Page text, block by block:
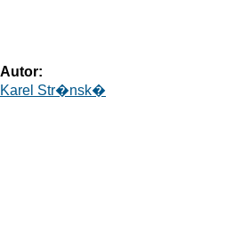
Autor:
Karel Str�nsk�